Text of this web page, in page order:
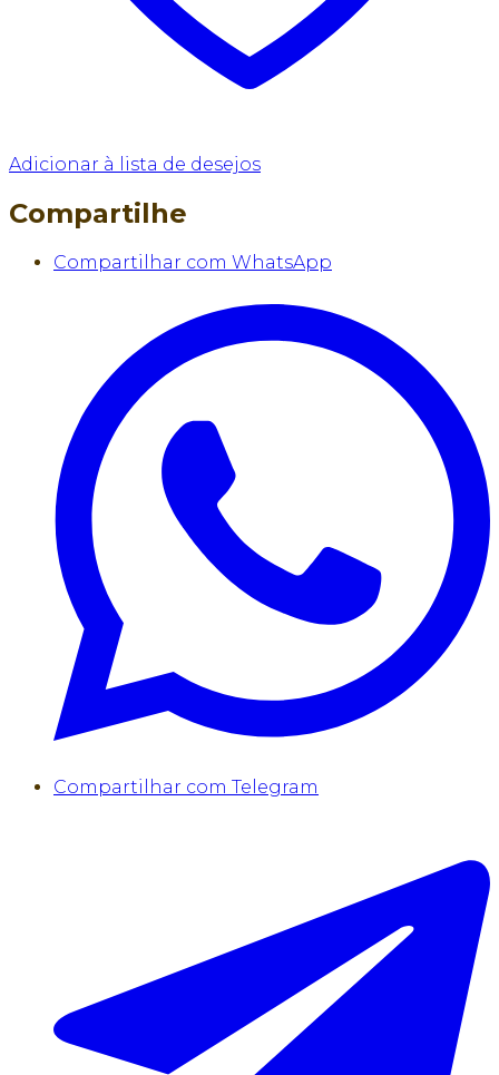
Adicionar à lista de desejos
Compartilhe
Compartilhar com WhatsApp
Compartilhar com Telegram